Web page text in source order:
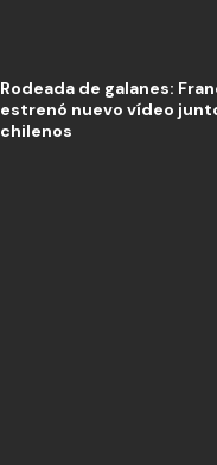
Rodeada de galanes:
estrenó nuevo vídeo
chilenos